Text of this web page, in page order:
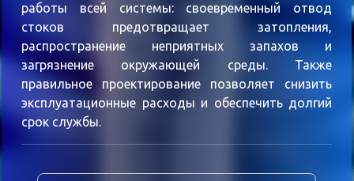
работы всей системы: своевременный отвод
стоков предотвращает затопления,
распространение неприятных запахов и
загрязнение окружающей среды. Также
правильное проектирование позволяет снизить
эксплуатационные расходы и обеспечить долгий
срок службы.